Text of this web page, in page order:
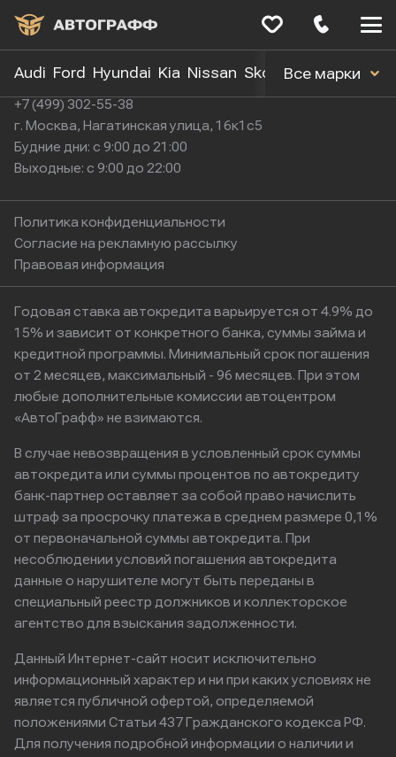
Audi Ford Hyundai Kia Nissan Skoda Toyota
Все марки
+7 (499) 302-55-38
г. Москва, Нагатинская улица, 16к1с5
Будние дни: с 9:00 до 21:00
Выходные: с 9:00 до 22:00
Политика конфиденциальности
Согласие на рекламную рассылку
Правовая информация
Годовая ставка автокредита варьируется от 4.9% до
15% и зависит от конкретного банка, суммы займа и
кредитной программы. Минимальный срок погашения
от 2 месяцев, максимальный - 96 месяцев. При этом
любые дополнительные комиссии автоцентром
«АвтоГрафф» не взимаются.
В случае невозвращения в условленный срок суммы
автокредита или суммы процентов по автокредиту
банк-партнер оставляет за собой право начислить
штраф за просрочку платежа в среднем размере 0,1%
от первоначальной суммы автокредита. При
несоблюдении условий погашения автокредита
данные о нарушителе могут быть переданы в
специальный реестр должников и коллекторское
агентство для взыскания задолженности.
Данный Интернет-сайт носит исключительно
информационный характер и ни при каких условиях не
является публичной офертой, определяемой
положениями Статьи 437 Гражданского кодекса РФ.
Для получения подробной информации о наличии и